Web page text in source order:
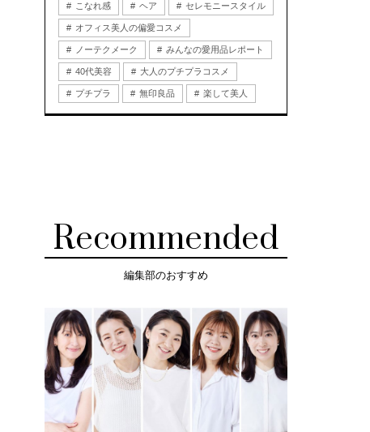
こなれ感 ヘア セレモニースタイル
オフィス美人の偏愛コスメ
ノーテクメーク みんなの愛用品レポート
40代美容 大人のプチプラコスメ
プチプラ 無印良品 楽して美人
Recommended
編集部のおすすめ